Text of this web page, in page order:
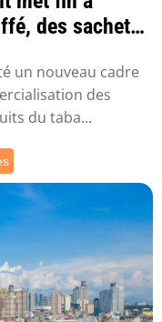
des sachets
un nouveau cadre
des
du taba...